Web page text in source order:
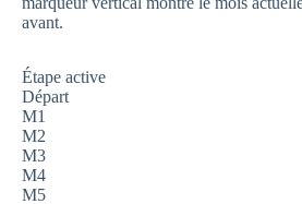
avant.
Étape active
Départ
M1
M2
M3
M4
M5